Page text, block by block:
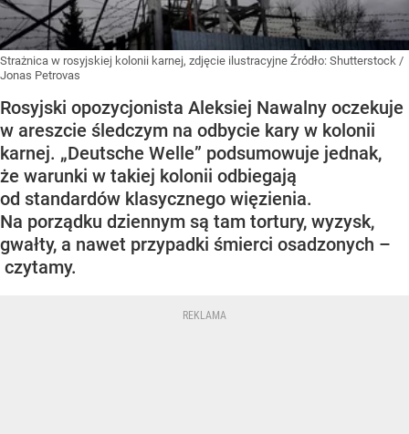
Strażnica w rosyjskiej kolonii karnej, zdjęcie ilustracyjne Źródło: Shutterstock /
Jonas Petrovas
Rosyjski opozycjonista Aleksiej Nawalny oczekuje
w areszcie śledczym na odbycie kary w kolonii
karnej. „Deutsche Welle” podsumowuje jednak,
że warunki w takiej kolonii odbiegają
od standardów klasycznego więzienia.
Na porządku dziennym są tam tortury, wyzysk,
gwałty, a nawet przypadki śmierci osadzonych –
czytamy.